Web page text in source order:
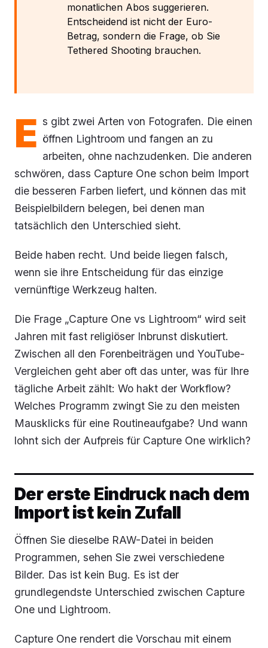
monatlichen Abos suggerieren.
Entscheidend ist nicht der Euro-
Betrag, sondern die Frage, ob Sie
Tethered Shooting brauchen.
E s gibt zwei Arten von Fotografen. Die einen
öffnen Lightroom und fangen an zu
arbeiten, ohne nachzudenken. Die anderen
schwören, dass Capture One schon beim Import
die besseren Farben liefert, und können das mit
Beispielbildern belegen, bei denen man
tatsächlich den Unterschied sieht.
Beide haben recht. Und beide liegen falsch,
wenn sie ihre Entscheidung für das einzige
vernünftige Werkzeug halten.
Die Frage „Capture One vs Lightroom“ wird seit
Jahren mit fast religiöser Inbrunst diskutiert.
Zwischen all den Forenbeiträgen und YouTube-
Vergleichen geht aber oft das unter, was für Ihre
tägliche Arbeit zählt: Wo hakt der Workflow?
Welches Programm zwingt Sie zu den meisten
Mausklicks für eine Routineaufgabe? Und wann
lohnt sich der Aufpreis für Capture One wirklich?
Der erste Eindruck nach dem
Import ist kein Zufall
Öffnen Sie dieselbe RAW-Datei in beiden
Programmen, sehen Sie zwei verschiedene
Bilder. Das ist kein Bug. Es ist der
grundlegendste Unterschied zwischen Capture
One und Lightroom.
Capture One rendert die Vorschau mit einem